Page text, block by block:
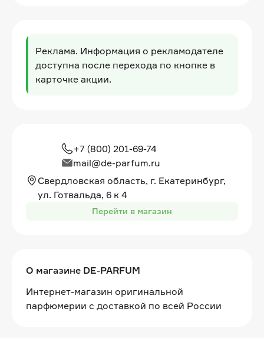
Реклама. Информация о рекламодателе
доступна после перехода по кнопке в
карточке акции.
+7 (800) 201-69-74
mail@de-parfum.ru
Свердловская область, г. Екатеринбург,
ул. Готвальда, 6 к 4
Перейти в магазин
О магазине DE-PARFUM
Интернет-магазин оригинальной
парфюмерии с доставкой по всей России